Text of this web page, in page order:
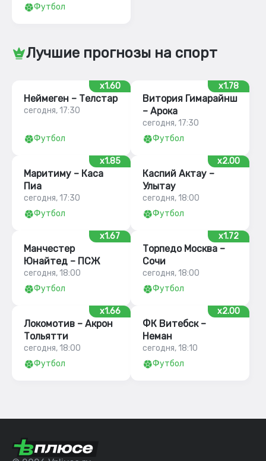
Футбол
Лучшие прогнозы на спорт
x1.60
Неймеген – Телстар
сегодня, 17:30
Футбол
x1.78
Витория Гимарайнш
– Арока
сегодня, 17:30
Футбол
x1.85
Маритиму – Каса
Пиа
сегодня, 17:30
Футбол
x2.00
Каспий Актау –
Улытау
сегодня, 18:00
Футбол
x1.67
Манчестер
Юнайтед – ПСЖ
сегодня, 18:00
Футбол
x1.72
Торпедо Москва –
Сочи
сегодня, 18:00
Футбол
x1.66
Локомотив – Акрон
Тольятти
сегодня, 18:00
Футбол
x2.00
ФК Витебск –
Неман
сегодня, 18:10
Футбол